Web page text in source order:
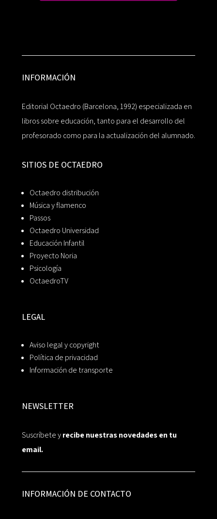
INFORMACIÓN
Editorial Octaedro (Barcelona, 1992) especializada en
libros sobre educación, tanto para el desarrollo del
profesorado como para la actualización del alumnado.
SITIOS DE OCTAEDRO
Octaedro distribución
Música y flamenco
Passos
Octaedro Universidad
Educación Infantil
Proyecto Noria
Psicología
OctaedroTV
LEGAL
Aviso legal y copyright
Política de privacidad
Información de transporte
NEWSLETTER
Suscríbete yrecibe nuestras novedades en tu
email.
INFORMACIÓN DE CONTACTO